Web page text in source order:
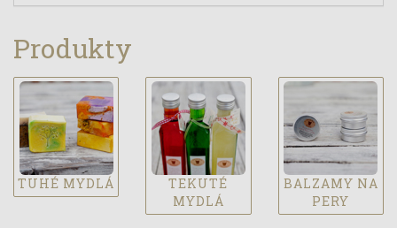
Produkty
TUHÉ MYDLÁ
TEKUTÉ
MYDLÁ
BALZAMY NA
PERY